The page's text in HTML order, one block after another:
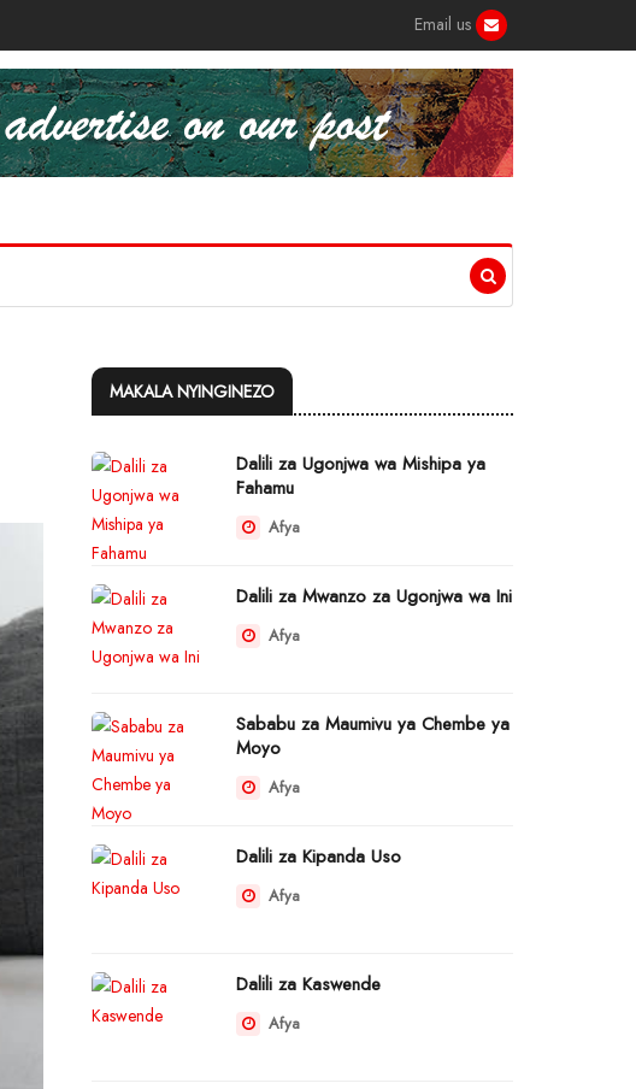
Email us
MAKALA NYINGINEZO
Dalili za Ugonjwa wa Mishipa ya
Fahamu
Afya
Dalili za Mwanzo za Ugonjwa wa Ini
Afya
Sababu za Maumivu ya Chembe ya
Moyo
Afya
Dalili za Kipanda Uso
Afya
Dalili za Kaswende
Afya